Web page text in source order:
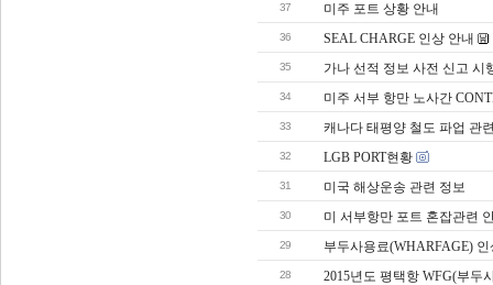
37 미주 포트 상황 안내
36 SEAL CHARGE 인상 안내
35 가나 선적 정보 사전 신고 시
34 미주 서부 항만 노사간
33 캐나다 태평양 철도 파업 관
32 LGB PORT현황
31 미국 해상운송 관련 정보
30 미 서부항만 포트 혼잡관련
29 부두사용료(WHARFAGE)
28 2015년도 평택항 WFG(부두